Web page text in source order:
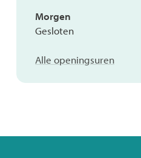
Morgen
Gesloten
Alle openingsurenSociale